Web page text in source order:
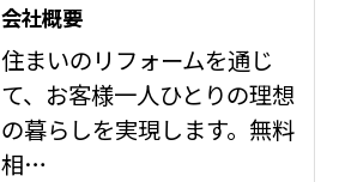
会社概要
住まいのリフォームを通じ
て、お客様一人ひとりの理想
の暮らしを実現します。無料
相…